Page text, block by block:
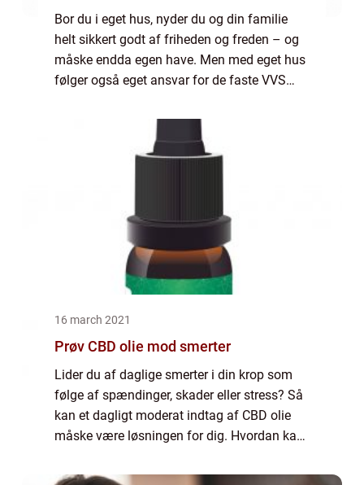
Bor du i eget hus, nyder du og din familie
helt sikkert godt af friheden og freden – og
måske endda egen have. Men med eget hus
følger også eget ansvar for de faste VVS
kende en dygtig autoriseret VVS install...
16 march 2021
Prøv CBD olie mod smerter
Lider du af daglige smerter i din krop som
følge af spændinger, skader eller stress? Så
kan et dagligt moderat indtag af CBD olie
måske være løsningen for dig. Hvordan kan
dig hvis du lider af smerter, søvn be...